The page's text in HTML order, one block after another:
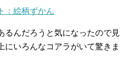
：絵柄ずかん
るんだろうと気になったので見
にいろんなコアラがいて驚きま